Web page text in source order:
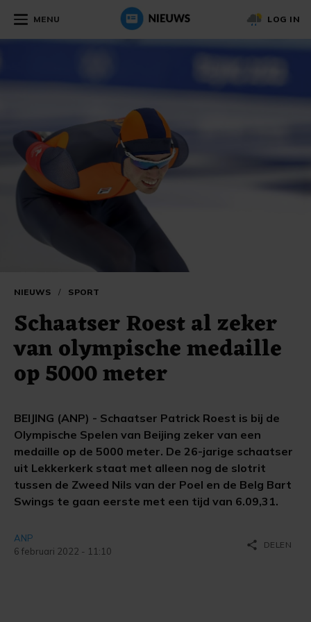
MENU LOG IN
NIEUWS / SPORT
Schaatser Roest al zeker
van olympische medaille
op 5000 meter
BEIJING (ANP) - Schaatser Patrick Roest is bij de
Olympische Spelen van Beijing zeker van een
medaille op de 5000 meter. De 26-jarige schaatser
uit Lekkerkerk staat met alleen nog de slotrit
tussen de Zweed Nils van der Poel en de Belg Bart
Swings te gaan eerste met een tijd van 6.09,31.
ANP
6 februari 2022 - 11:10
share DELEN